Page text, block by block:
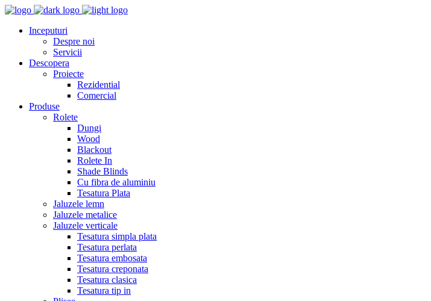
Inceputuri
Despre noi
Servicii
Descopera
Proiecte
Rezidential
Comercial
Produse
Rolete
Dungi
Wood
Blackout
Rolete In
Shade Blinds
Cu fibra de aluminiu
Tesatura Plata
Jaluzele lemn
Jaluzele metalice
Jaluzele verticale
Tesatura simpla plata
Tesatura perlata
Tesatura embosata
Tesatura creponata
Tesatura clasica
Tesatura tip in